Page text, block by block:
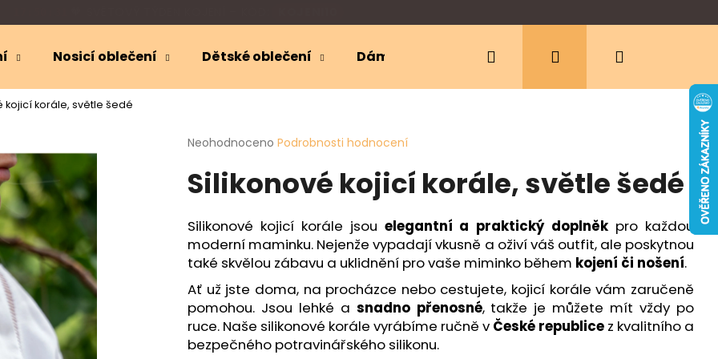
Nosicí oblečení Dětské oblečení Dámské oblečení Ergonomická nosítka
Hledat PřihlášeníNákupní
kojicí korále, světle šedé
Průměrné
produktu
je
z
5
hvězdiček.
Neohodnoceno Podrobnosti hodnocení
Silikonové kojicí korále, světle šedé
Silikonové kojicí korále jsou elegantní a praktický doplněk pro každou
moderní maminku. Nejenže vypadají vkusně a oživí váš outfit, ale poskytnou
také skvělou zábavu a uklidnění pro vaše miminko během kojení či nošení.
Ať už jste doma, na procházce nebo cestujete, kojicí korále vám zaručeně
pomohou. Jsou lehké a snadno přenosné, takže je můžete mít vždy po
ruce. Naše silikonové korále vyrábíme ručně v České republice z kvalitního a
bezpečného potravinářského silikonu.
Co potřebujete najít?
HLEDAT
Doporučujeme